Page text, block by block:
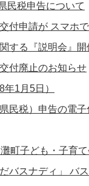
民税申告について
付申請が スマホ
する『説明会』開
付廃止のお知らせ
1月5日）
民税）申告の電
子ども・子育て
バスナディ」 バ